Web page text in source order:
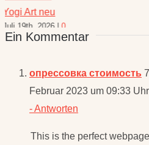
Ein Kommentar
Februar 2023 um 09:33 Uhr
- Antworten
for anybody who would like